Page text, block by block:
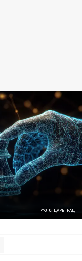
ФОТО: ЦАРЬГРАД